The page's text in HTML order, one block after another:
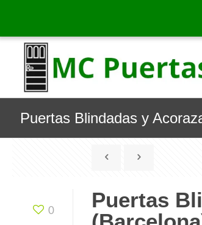
Puertas Blindadas y
0
Puertas